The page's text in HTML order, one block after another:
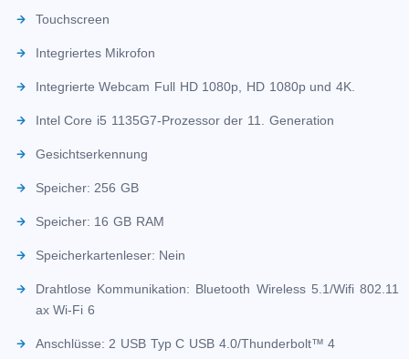
Touchscreen
Integriertes Mikrofon
Integrierte Webcam Full HD 1080p, HD 1080p und 4K.
Intel Core i5 1135G7-Prozessor der 11. Generation
Gesichtserkennung
Speicher: 256 GB
Speicher: 16 GB RAM
Speicherkartenleser: Nein
Drahtlose Kommunikation: Bluetooth Wireless 5.1/Wifi 802.11
ax Wi-Fi 6
Anschlüsse: 2 USB Typ C USB 4.0/Thunderbolt™ 4